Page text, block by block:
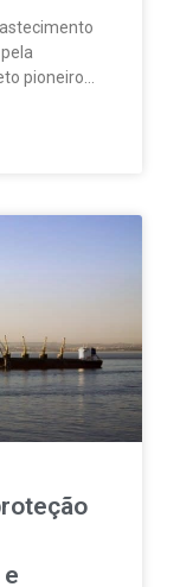
pioneiro
localmente.